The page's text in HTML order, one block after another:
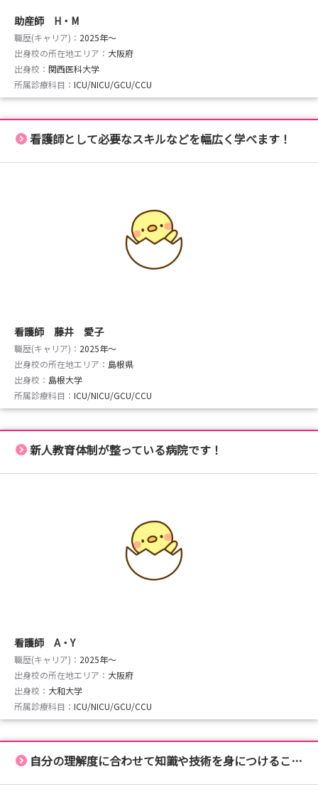
助産師 H・M
職歴(キャリア)： 2025年〜
出身校の所在地エリア： 大阪府
出身校： 関西医科大学
所属診療科目： ICU/NICU/GCU/CCU
看護師として必要なスキルなどを幅広く学べます！
看護師 藤井 愛子
職歴(キャリア)： 2025年〜
出身校の所在地エリア： 島根県
出身校： 島根大学
所属診療科目： ICU/NICU/GCU/CCU
新人教育体制が整っている病院です！
看護師 A・Y
職歴(キャリア)： 2025年〜
出身校の所在地エリア： 大阪府
出身校： 大和大学
所属診療科目： ICU/NICU/GCU/CCU
自分の理解度に合わせて知識や技術を身につけることができます！